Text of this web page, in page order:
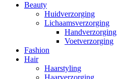
Beauty
Huidverzorging
Lichaamsverzorging
Handverzorging
Voetverzorging
Fashion
Hair
Haarstyling
Haarverzorging